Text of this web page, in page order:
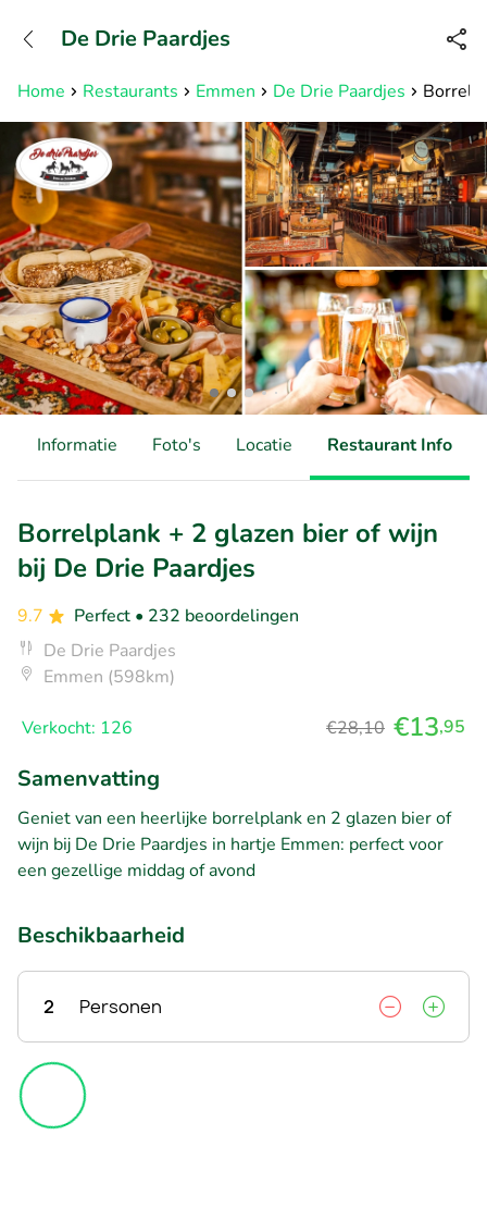
Bereikbaar tot 23:00 uur
Home Restaurants Emmen De Drie Paardjes
De Drie Paardjes
Informatie Foto's Locatie Restaurant Info
Borrelplank + 2 glazen bier of wijn
bij De Drie Paardjes
9.7 Perfect • 232 beoordelingen
De Drie Paardjes
Emmen (598km)
Verkocht: 126 €28,10 €13,95
Samenvatting
Geniet van een heerlijke borrelplank en 2 glazen bier of
wijn bij De Drie Paardjes in hartje Emmen: perfect voor
een gezellige middag of avond
Beschikbaarheid
2 Personen